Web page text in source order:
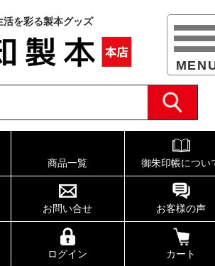
を彩る製本グッズ
商品一覧 御朱印帳につい
お問い合せ お客様の声
ログイン カート